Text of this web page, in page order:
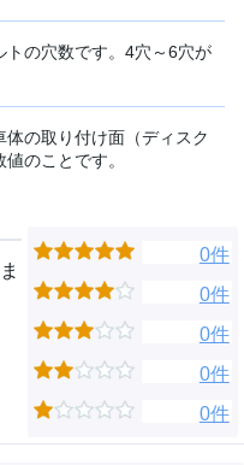
トの穴数です。4穴～6穴が
の取り付け面（ディスク
のことです。
0件
0件
0件
0件
0件